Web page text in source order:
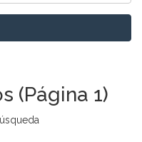
(Página 1)